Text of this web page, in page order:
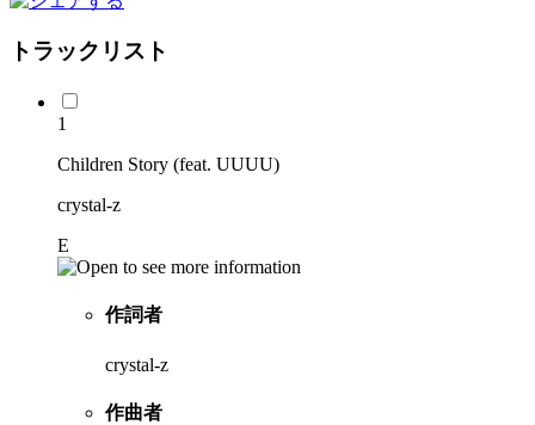
トラックリスト
1
Children Story (feat. UUUU)
crystal-z
E
作詞者
crystal-z
作曲者